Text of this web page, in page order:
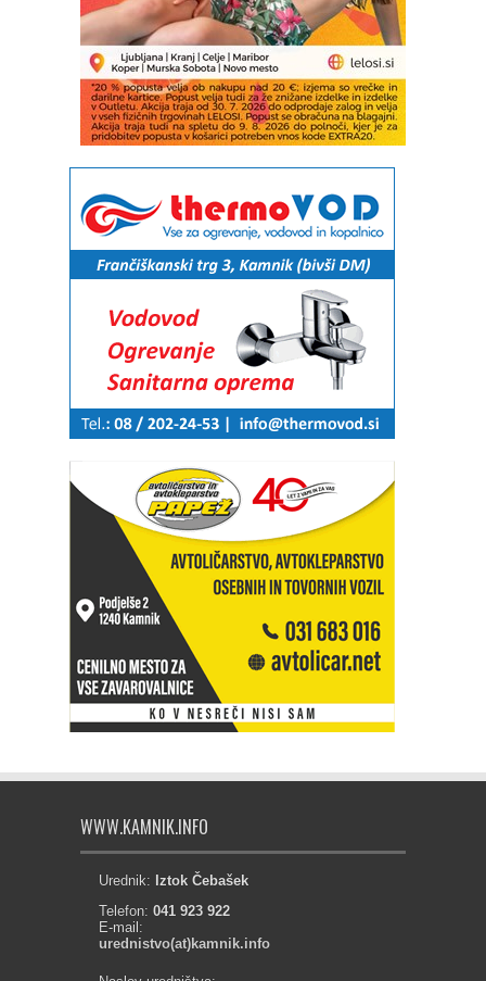
WWW.KAMNIK.INFO
Urednik: Iztok Čebašek
Telefon: 041 923 922
E-mail:
urednistvo(at)kamnik.info